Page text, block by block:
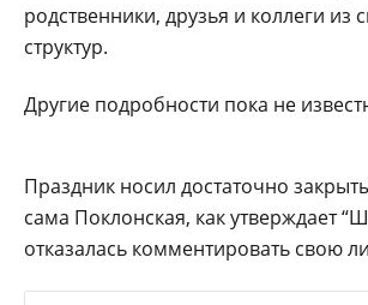
родственники, друзья и коллеги из
структур.
Другие подробности пока не
Праздник носил достаточно
сама Поклонская, как утверждает
отказалась комментировать свою